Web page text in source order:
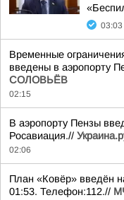
03:03
Временные
введены в аэропорту
СОЛОВЬЁВ
02:15
В аэропорту Пензы
Росавиация.//
02:06
План «Ковёр» введён
01:53. Телефон:112.//